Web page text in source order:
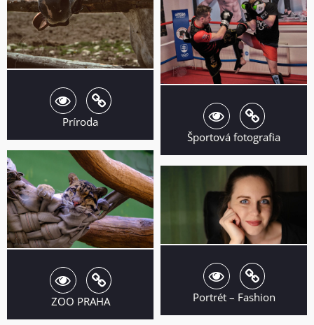
Príroda
Športová fotografia
ZOO PRAHA Portrét – Fashion